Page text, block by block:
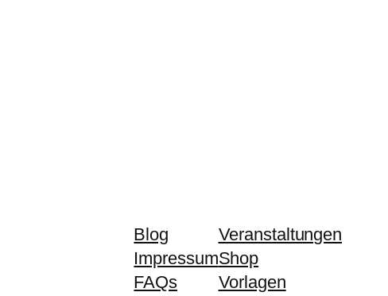
Blog
Impressum
FAQs
Veranstaltungen
Shop
Vorlagen